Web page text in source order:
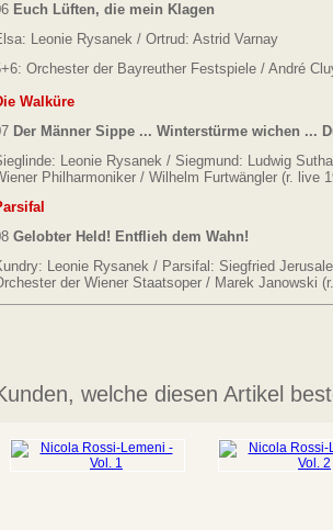
Euch Lüften, die mein Klagen
Leonie Rysanek / Ortrud: Astrid Varnay
Orchester der Bayreuther Festspiele / André
Walküre
Der Männer Sippe ... Winterstürme wichen ...
Leonie Rysanek / Siegmund: Ludwig
Philharmoniker / Wilhelm Furtwängler (r. live
Gelobter Held! Entflieh dem Wahn!
Leonie Rysanek / Parsifal: Siegfried
der Wiener Staatsoper / Marek Janowski
welche diesen Artikel